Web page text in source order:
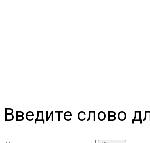
Введите слово